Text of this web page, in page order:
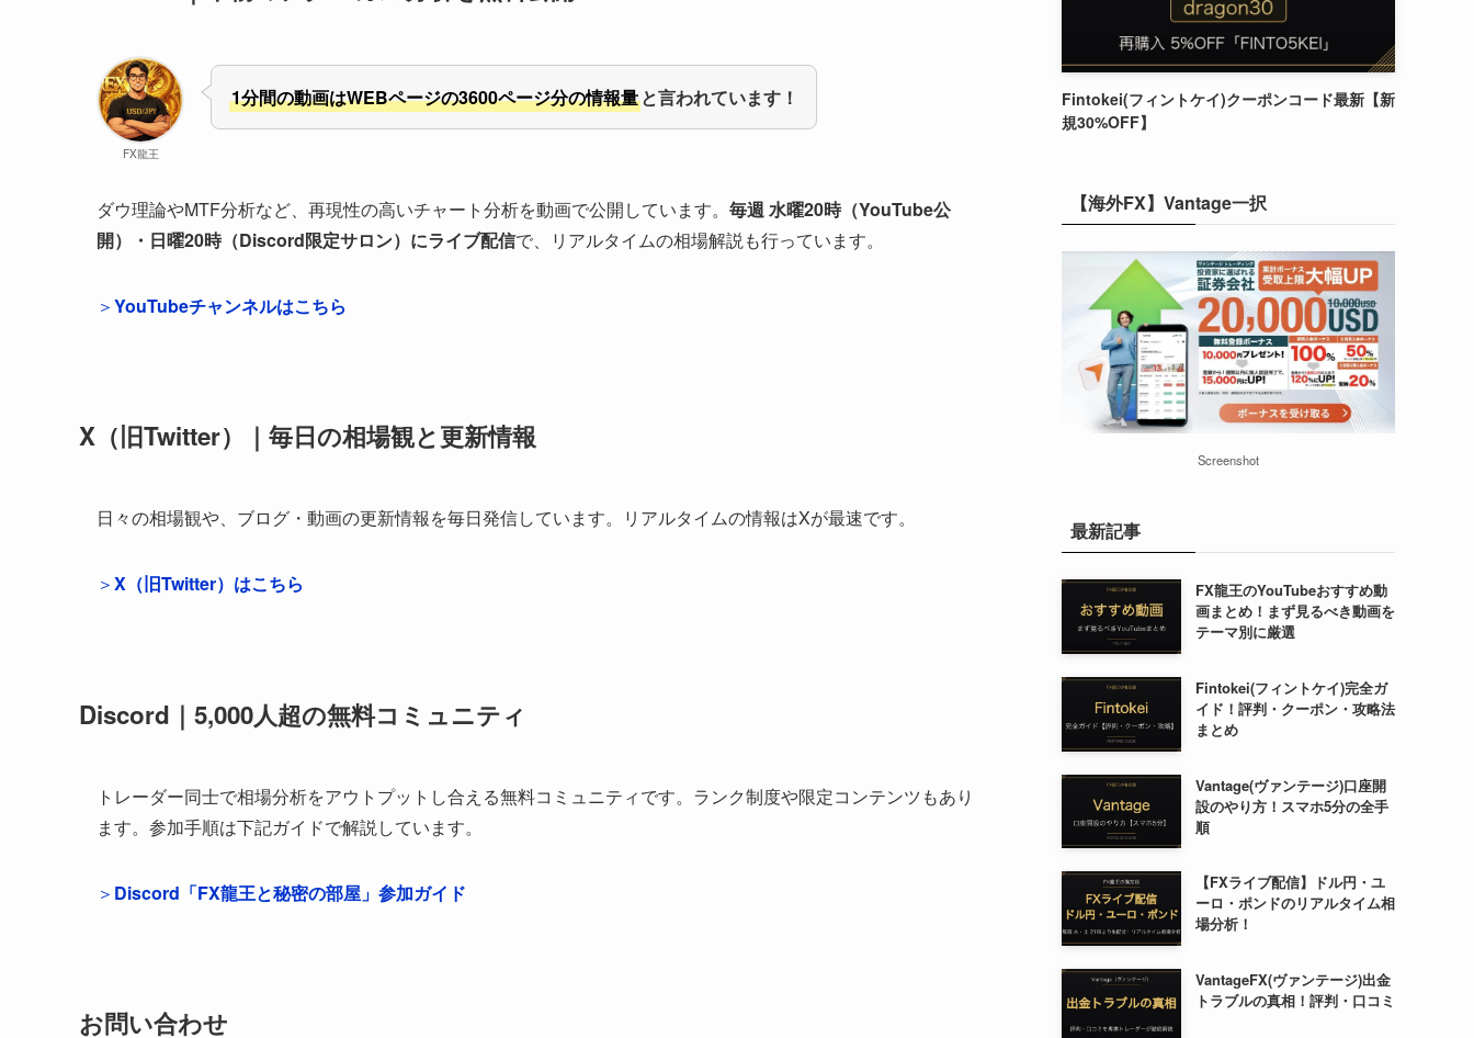
FX龍王
1分間の動画はWEBページの3600ページ分の情報量と言われています！
ダウ理論やMTF分析など、再現性の高いチャート分析を動画で公開しています。 毎週 水曜20時（YouTube公
開）・日曜20時（Discord限定サロン）にライブ配信で、リアルタイムの相場解説も行っています。
＞YouTubeチャンネルはこちら
X（旧Twitter）｜毎日の相場観と更新情報
日々の相場観や、ブログ・動画の更新情報を毎日発信しています。リアルタイムの情報はXが最速です。
＞X（旧Twitter）はこちら
Discord｜5,000人超の無料コミュニティ
トレーダー同士で相場分析をアウトプットし合える無料コミュニティです。ランク制度や限定コンテンツもあり
ます。参加手順は下記ガイドで解説しています。
＞ Discord「FX龍王と秘密の部屋」参加ガイド
お問い合わせ
Fintokei(フィントケイ)クーポンコード最新【新
規30%OFF】
【海外FX】Vantage一択
Screenshot
最新記事
FX龍王のYouTubeおすすめ動
画まとめ！まず見るべき動画を
テーマ別に厳選
Fintokei(フィントケイ)完全ガ
イド！評判・クーポン・攻略法
まとめ
Vantage(ヴァンテージ)口座開
設のやり方！スマホ5分の全手
順
【FXライブ配信】ドル円・ユ
ーロ・ポンドのリアルタイム相
場分析！
VantageFX(ヴァンテージ)出金
トラブルの真相！評判・口コミ